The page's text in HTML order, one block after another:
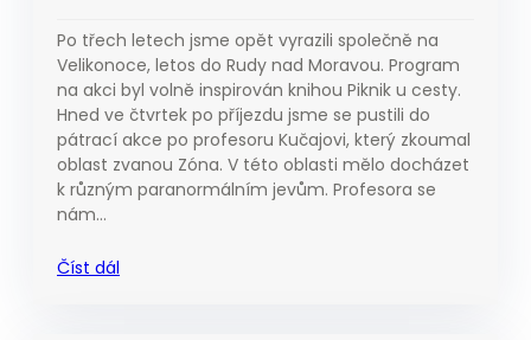
Po třech letech jsme opět vyrazili společně na
Velikonoce, letos do Rudy nad Moravou. Program
na akci byl volně inspirován knihou Piknik u cesty.
Hned ve čtvrtek po příjezdu jsme se pustili do
pátrací akce po profesoru Kučajovi, který zkoumal
oblast zvanou Zóna. V této oblasti mělo docházet
k různým paranormálním jevům. Profesora se
nám…
Číst dál